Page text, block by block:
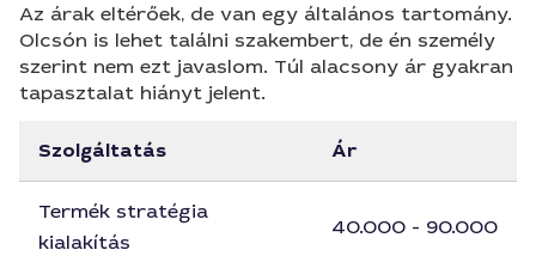
Az árak eltérőek, de van egy általános tartomány.
Olcsón is lehet találni szakembert, de én személy
szerint nem ezt javaslom. Túl alacsony ár gyakran
tapasztalat hiányt jelent.
Szolgáltatás Ár
Termék stratégia
kialakítás
40.000 - 90.000